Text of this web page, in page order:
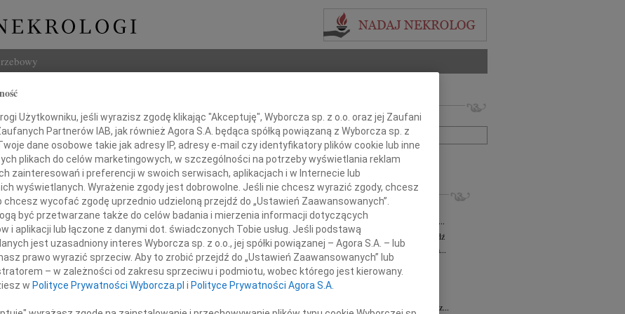
Dudziak
że 18 kwietnia 2010 roku
nasz uochany Mąż, Ojciec, Dziadek
Imię i nazwisko lub numer ogłoszenia:
+ szukanie zaawansowane
INNE NEKROLOGI
Wanda Milan 03.08.2026Łódź
Z głębokim żalem zawiadamiamy, że dnia 29...
Tadeusz Maciaszek wiek: 73
Łódź
Z głębokim żalem zawiadamiamy, że 24 lipca...
Adam Gawryszczak 21.07.2026
W dniu 15 lipca 2026 roku odszedł nasz...
Jan Rek
W dniu 4 lipca2026 roku zmarł w Łodzi Nasz...
Użytkowniku, jeśli wyrazisz zgodę klikając "Akceptuję", Wyborcza sp. z o.o. oraz jej Zaufani
Partnerów IAB, jak również Agora S.A. będąca spółką powiązaną z Wyborcza sp. z
dane osobowe takie jak adresy IP, adresy e-mail czy identyfikatory plików cookie lub inne
plikach do celów marketingowych, w szczególności na potrzeby wyświetlania reklam
zainteresowań i preferencji w swoich serwisach, aplikacjach i w Internecie lub
wyświetlanych. Wyrażenie zgody jest dobrowolne. Jeśli nie chcesz wyrazić zgody, chcesz
wycofać zgodę uprzednio udzieloną przejdź do „Ustawień Zaawansowanych”.
być przetwarzane także do celów badania i mierzenia informacji dotyczących
i aplikacji lub łączone z danymi dot. świadczonych Tobie usług. Jeśli podstawą
jest uzasadniony interes Wyborcza sp. z o.o., jej spółki powiązanej – Agora S.A. – lub
prawo wyrazić sprzeciw. Aby to zrobić przejdź do „Ustawień Zaawansowanych” lub
– w zależności od zakresu sprzeciwu i podmiotu, wobec którego jest kierowany.
w Polityce Prywatności Wyborcza.pl i Polityce Prywatności Agora S.A.